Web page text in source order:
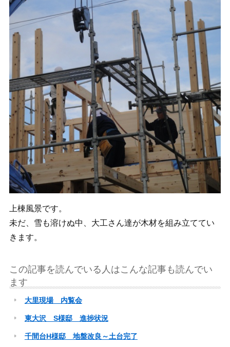
上棟風景です。
未だ、雪も溶けぬ中、大工さん達が木材を組み立ててい
きます。
この記事を読んでいる人はこんな記事も読んでい
ます
大里現場 内覧会
東大沢 S様邸 進捗状況
千間台H様邸 地盤改良～土台完了